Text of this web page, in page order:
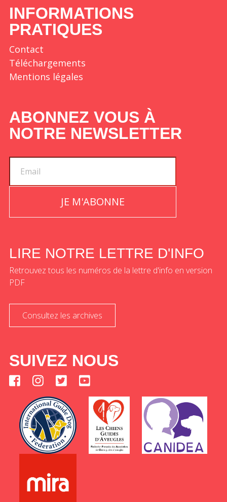
INFORMATIONS
PRATIQUES
Contact
Téléchargements
Mentions légales
ABONNEZ VOUS À
NOTRE NEWSLETTER
JE M'ABONNE
LIRE NOTRE LETTRE D'INFO
Retrouvez tous les numéros de la lettre d'info en version
PDF
Consultez les archives
SUIVEZ NOUS